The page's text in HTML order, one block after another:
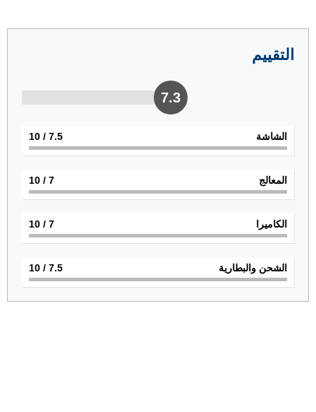
التقييم
7.3
الشاشة 7.5
/ 10
المعالج 7
/ 10
الكاميرا 7
/ 10
الشحن والبطارية 7.5
/ 10